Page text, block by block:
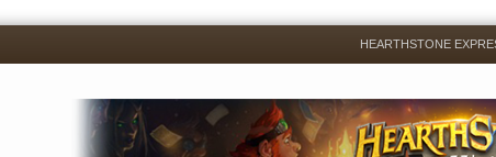
Menu
Skip
to
HEARTHSTONE